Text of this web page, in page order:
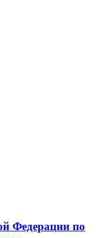
Федерации по